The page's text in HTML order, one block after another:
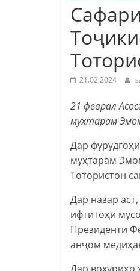
21.02.2024
21 феврал
муҳтарам
Дар
муҳтарам
Тотористон
Дар назар
ифтитоҳи
Президенти
анҷом